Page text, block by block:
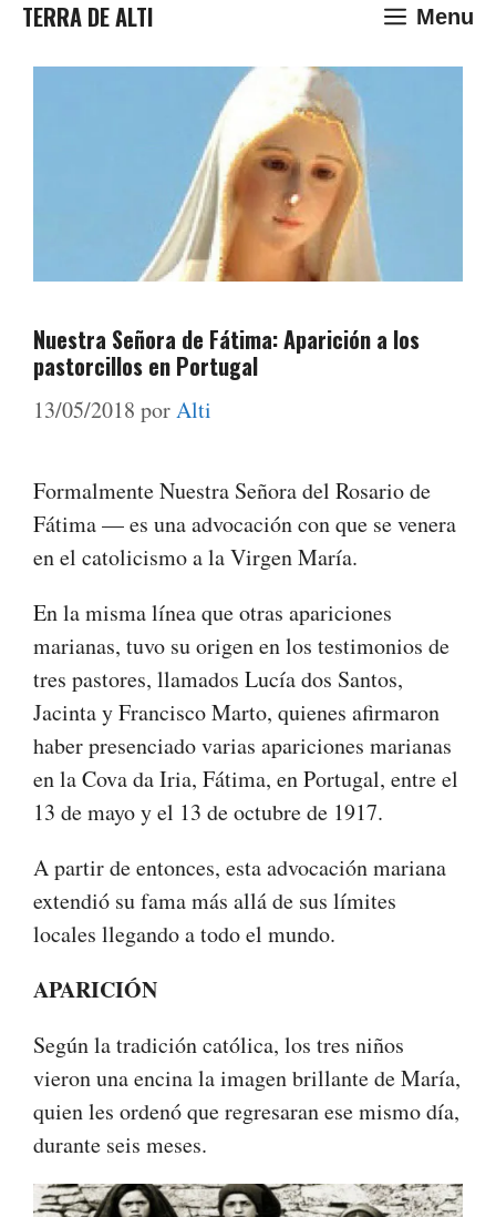
SaltarTERRA DE ALTI Menu
Nuestra Señora de Fátima: Aparición a los
pastorcillos en Portugal
13/05/2018 porAlti
Formalmente Nuestra Señora del Rosario de
Fátima — es una advocación con que se venera
en el catolicismo a la Virgen María.
En la misma línea que otras apariciones
marianas, tuvo su origen en los testimonios de
tres pastores, llamados Lucía dos Santos,
Jacinta y Francisco Marto, quienes afirmaron
haber presenciado varias apariciones marianas
en la Cova da Iria, Fátima, en Portugal, entre el
13 de mayo y el 13 de octubre de 1917.
A partir de entonces, esta advocación mariana
extendió su fama más allá de sus límites
locales llegando a todo el mundo.
APARICIÓN
Según la tradición católica, los tres niños
vieron una encina la imagen brillante de María,
quien les ordenó que regresaran ese mismo día,
durante seis meses.